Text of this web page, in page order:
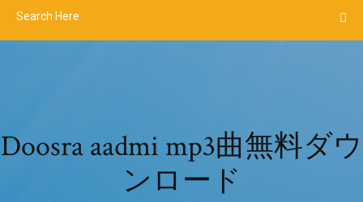
Doosra aadmi mp3曲無料ダウ
ンロード